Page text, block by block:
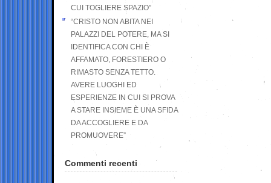
CUI TOGLIERE SPAZIO”
“CRISTO NON ABITA NEI
PALAZZI DEL POTERE, MA SI
IDENTIFICA CON CHI È
AFFAMATO, FORESTIERO O
RIMASTO SENZA TETTO.
AVERE LUOGHI ED
ESPERIENZE IN CUI SI PROVA
A STARE INSIEME È UNA SFIDA
DA ACCOGLIERE E DA
PROMUOVERE”
Commenti recenti